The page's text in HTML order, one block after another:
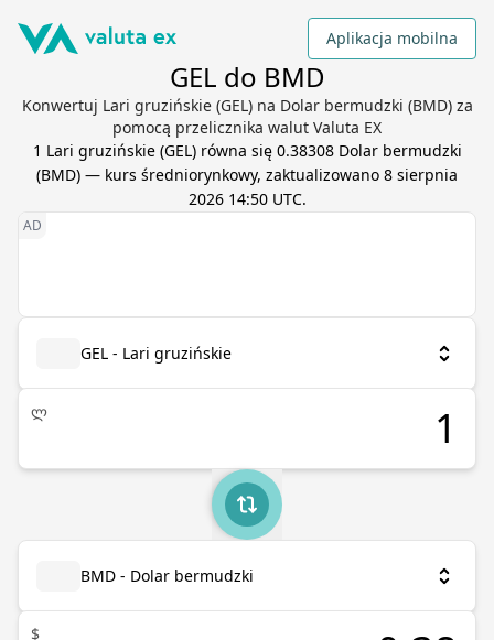
Aplikacja mobilna
GEL do BMD
Konwertuj Lari gruzińskie (GEL) na Dolar bermudzki (BMD) za
pomocą przelicznika walut Valuta EX
1 Lari gruzińskie(GEL) równa się 0.38308 Dolar bermudzki
(BMD) — kurs średniorynkowy, zaktualizowano 8 sierpnia
2026 14:50 UTC.
GEL - Lari gruzińskie
ლ
BMD - Dolar bermudzki
$